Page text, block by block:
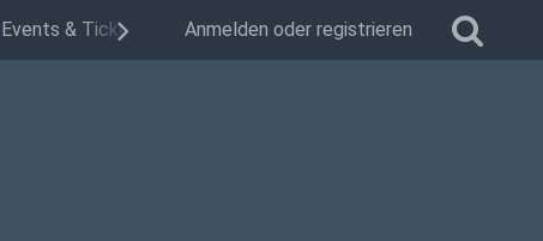
Events & Tickets Kontakt Mitgliederbereich
Anmelden oder registrieren